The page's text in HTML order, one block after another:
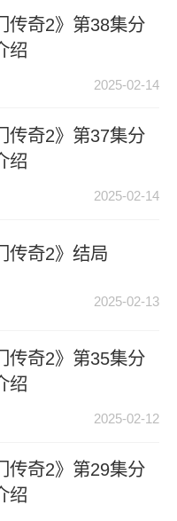
传奇2》第38集分
绍
2025-02-14
传奇2》第37集分
绍
2025-02-14
传奇2》结局
2025-02-13
传奇2》第35集分
绍
2025-02-12
传奇2》第29集分
绍